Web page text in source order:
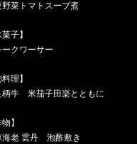
野菜トマトスープ煮
子】
ークワーサー
理】
柄牛 米茄子田楽とともに
】
海老 雲丹 泡酢敷き